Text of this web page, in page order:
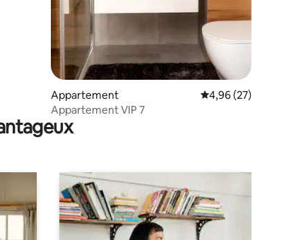
Appartement Évaluation moyenne
4,96 (27)
Appartement VIP 7